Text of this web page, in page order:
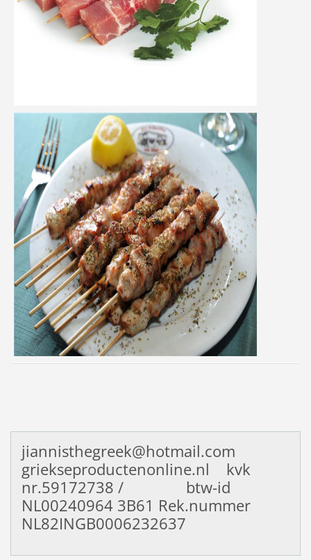
jiannisthegreek@hotmail.com
griekseproductenonline.nl kvk
nr.59172738 / btw-id
NL002409643B61 Rek.nummer
NL82INGB0006232637